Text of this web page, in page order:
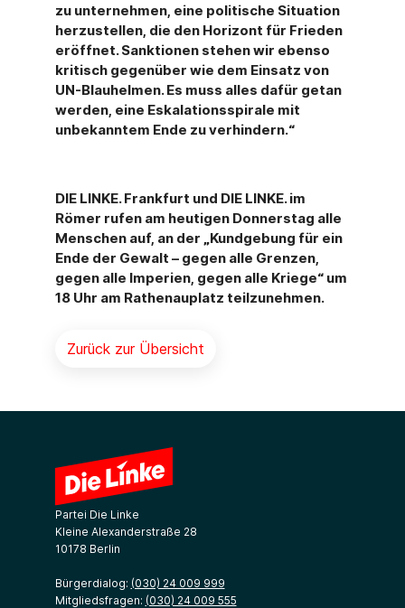
zu unternehmen, eine politische Situation
herzustellen, die den Horizont für Frieden
eröffnet. Sanktionen stehen wir ebenso
kritisch gegenüber wie dem Einsatz von
UN-Blauhelmen. Es muss alles dafür getan
werden, eine Eskalationsspirale mit
unbekanntem Ende zu verhindern.“
DIE LINKE. Frankfurt und DIE LINKE. im
Römer rufen am heutigen Donnerstag alle
Menschen auf, an der „Kundgebung für ein
Ende der Gewalt – gegen alle Grenzen,
gegen alle Imperien, gegen alle Kriege“ um
18 Uhr am Rathenauplatz teilzunehmen.
Zurück zur Übersicht
Partei Die Linke
Kleine Alexanderstraße 28
10178 Berlin
Bürgerdialog: (030) 24 009 999
Mitgliedsfragen: (030) 24 009 555